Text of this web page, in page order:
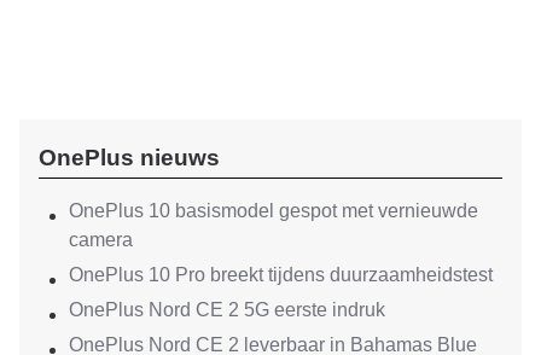
OnePlus nieuws
OnePlus 10 basismodel gespot met vernieuwde
camera
OnePlus 10 Pro breekt tijdens duurzaamheidstest
OnePlus Nord CE 2 5G eerste indruk
OnePlus Nord CE 2 leverbaar in Bahamas Blue